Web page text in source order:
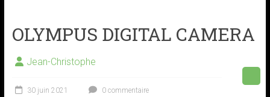
OLYMPUS DIGITAL CAMERA
Jean-Christophe
30 juin 2021 0 commentaire